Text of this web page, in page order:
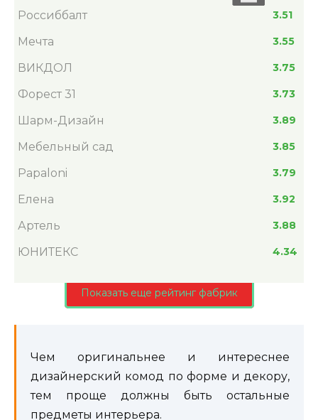
Россиббалт 3.51
Мечта 3.55
ВИКДОЛ 3.75
Форест 31 3.73
Шарм-Дизайн 3.89
Мебельный сад 3.85
Papaloni 3.79
Елена 3.92
Артель 3.88
ЮНИТЕКС 4.34
Показать еще рейтинг фабрик
Чем оригинальнее и интереснее
дизайнерский комод по форме и декору,
тем проще должны быть остальные
предметы интерьера.